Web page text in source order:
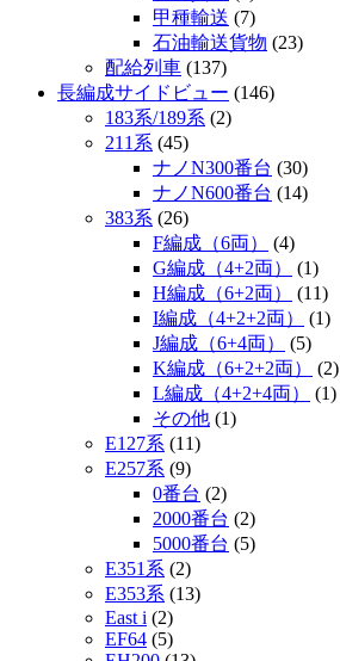
甲種輸送 (7)
石油輸送貨物 (23)
配給列車 (137)
長編成サイドビュー (146)
183系/189系 (2)
211系 (45)
ナノN300番台 (30)
ナノN600番台 (14)
383系 (26)
F編成（6両）
(4)
G編成（4+2両）
(1)
H編成（6+2両）
(11)
I編成（4+2+2両）
(1)
J編成（6+4両）
(5)
K編成（6+2+2両）
(2)
L編成（4+2+4両）
(1)
その他 (1)
E127系 (11)
E257系 (9)
0番台 (2)
2000番台 (2)
5000番台 (5)
E351系 (2)
E353系 (13)
East i (2)
EF64 (5)